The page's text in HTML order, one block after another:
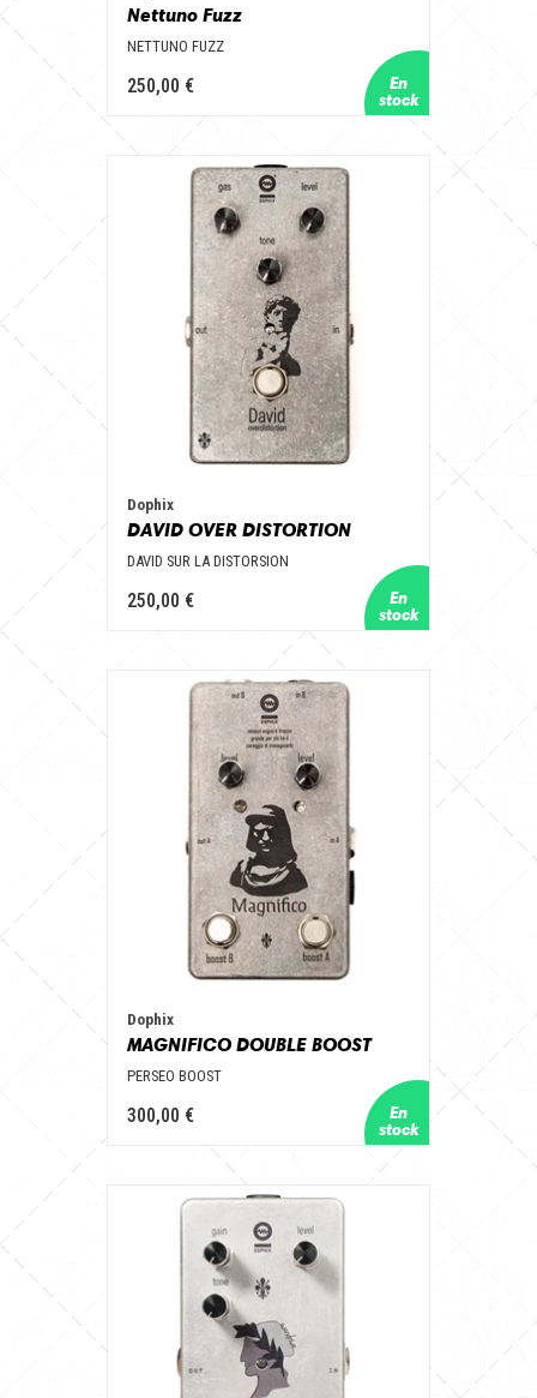
Nettuno Fuzz
NETTUNO FUZZ
250,00 €
Dophix
DAVID OVER DISTORTION
DAVID SUR LA DISTORSION
250,00 €
Dophix
MAGNIFICO DOUBLE BOOST
PERSEO BOOST
300,00 €